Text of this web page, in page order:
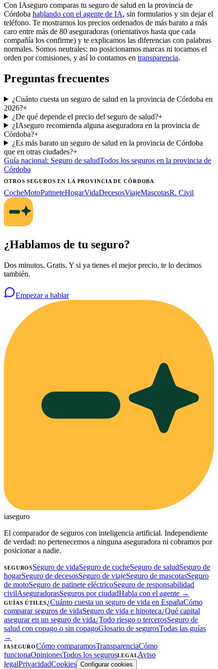
Con IAseguro comparas tu seguro de salud en la provincia de
Córdoba hablando con el agente de IA, sin formularios y sin dejar el
teléfono. Te mostramos los precios ordenados de más barato a más
caro entre más de 80 aseguradoras (orientativos hasta que cada
compañía los confirme) y te explicamos las diferencias con palabras
normales. Somos neutrales: no posicionamos marcas ni tocamos el
orden por comisiones, y así lo contamos en transparencia.
Preguntas frecuentes
¿Cuánto cuesta un seguro de salud en la provincia de Córdoba en
2026?+
¿De qué depende el precio del seguro de salud?+
¿IAseguro recomienda alguna aseguradora en la provincia de
Córdoba?+
¿Es más barato un seguro de salud en la provincia de Córdoba
que en otras ciudades?+
Guía nacional: Seguro de saludTodos los seguros en la provincia de
Córdoba
OTROS SEGUROSEN LA PROVINCIA DE CÓRDOBA
CocheMotoPatineteHogarVidaDecesosViajeMascotasR. Civil
¿Hablamos de tu seguro?
Dos minutos. Gratis. Y si ya tienes el mejor precio, te lo decimos
también.
Empezar a hablar
iaseguro
El comparador de seguros con inteligencia artificial. Independiente
de verdad: no pertenecemos a ninguna aseguradora ni cobramos por
posicionar a nadie.
SEGUROSSeguro de vidaSeguro de cocheSeguro de saludSeguro de
hogarSeguro de decesosSeguro de viajeSeguro de mascotasSeguro
de motoSeguro de patinete eléctricoSeguro de responsabilidad
civilAseguradorasSeguros por ciudadHabla con el agente →
GUÍAS ÚTILES¿Cuánto cuesta un seguro de vida en EspañaCómo
comparar seguros de vidaSeguro de vida e hipoteca¿Qué capital
asegurar en un seguro de vida¿Todo riesgo o tercerosSeguro de
salud con copago o sin copagoGlosario de segurosTodas las guías
→
IASEGUROCómo comparamosTransparenciaCómo
funcionaOpinionesTodos los segurosLEGALAviso
legalPrivacidadCookies Configurar cookies